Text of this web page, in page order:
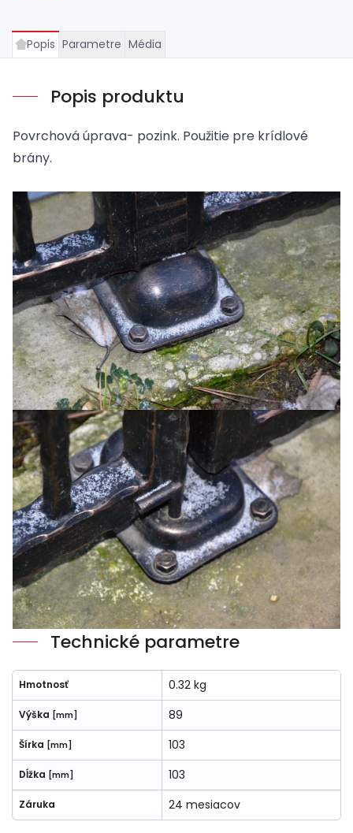
Popis Parametre Média
Popis produktu
Povrchová úprava- pozink. Použitie pre krídlové
brány.
Technické parametre
Hmotnosť 0.32 kg
Výška [mm] 89
Šírka [mm] 103
Dĺžka [mm] 103
Záruka 24 mesiacov